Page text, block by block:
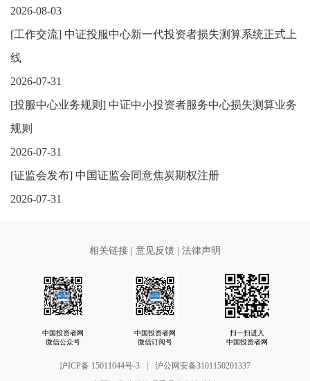
2026-08-03
[工作交流] 中证投服中心新一代投资者损失测算系统正式上
线
2026-07-31
[投服中心业务规则 ] 中证中小投资者服务中心损失测算业务
规则
2026-07-31
[证监会发布] 中国证监会同意焦炭期权注册
2026-07-31
相关链接 意见反馈 法律声明
中国投资者网
微信公众号
中国投资者网
微信订阅号
扫一扫进入
中国投资者网
沪ICP备 15011044号-3
沪公网安备3101150201337